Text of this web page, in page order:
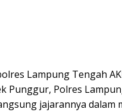
Lampung Tengah
Punggur, Polres
jajarannya dalam